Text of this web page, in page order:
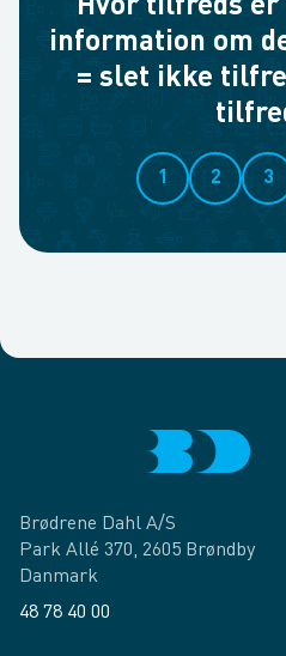
Hvor tilfreds er
information om
= slet ikke
1 2 3
Brødrene Dahl A/S
Park Allé 370, 2605 Brøndby
Danmark
48 78 40 00